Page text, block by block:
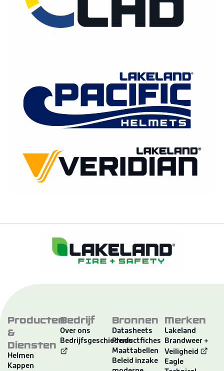
Producten
&
Diensten
Helmen
Kappen
Bedrijf
Over ons
Bedrijfsgeschiedenis
Bronnen
Datasheets
Productfiches
Maattabellen
Beleid inzake
Merken
Lakeland
Brandweer +
Veiligheid
Eagle